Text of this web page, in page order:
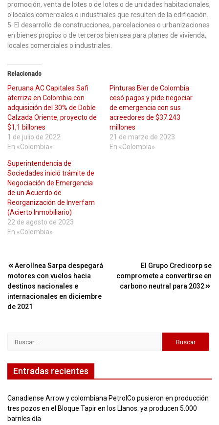
promoción, venta de lotes o de lotes o de unidades habitacionales,
o locales comerciales o industriales que resulten de la edificación.
5. El desarrollo de construcciones, parcelaciones o urbanizaciones
en bienes propios o de terceros bien sea para planes de vivienda,
locales comerciales o industriales.
Relacionado
Peruana AC Capitales Safi
aterriza en Colombia con
adquisición del 30% de Doble
Calzada Oriente, proyecto de
$1,1 billones
1 de julio de 2022
En «Colombia»
Pinturas Bler de Colombia
cesó pagos y pide negociar
de emergencia con sus
acreedores de $37.243
millones
21 de marzo de 2023
En «Colombia»
Superintendencia de
Sociedades inició trámite de
Negociación de Emergencia
de un Acuerdo de
Reorganización de Inverfam
(Acierto Inmobiliario)
22 de agosto de 2023
En «Colombia»
Navegación
de
entradas
Aerolínea Sarpa despegará
motores con vuelos hacia
destinos nacionales e
internacionales en diciembre
de 2021
El Grupo Credicorp se
compromete a convertirse en
carbono neutral para 2032
Entradas recientes
Canadiense Arrow y colombiana PetrolCo pusieron en producción
tres pozos en el Bloque Tapir en los Llanos: ya producen 5.000
barriles día